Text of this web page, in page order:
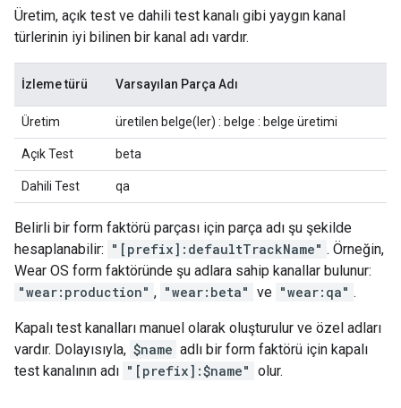
Üretim, açık test ve dahili test kanalı gibi yaygın kanal
türlerinin iyi bilinen bir kanal adı vardır.
İzleme türü Varsayılan Parça Adı
Üretim üretilen belge(ler) : belge : belge üretimi
Açık Test beta
Dahili Test qa
Belirli bir form faktörü parçası için parça adı şu şekilde
hesaplanabilir: "[prefix]:defaultTrackName" . Örneğin,
Wear OS form faktöründe şu adlara sahip kanallar bulunur:
"wear:production" , "wear:beta" ve "wear:qa" .
Kapalı test kanalları manuel olarak oluşturulur ve özel adları
vardır. Dolayısıyla, $name adlı bir form faktörü için kapalı
test kanalının adı "[prefix]:$name" olur.